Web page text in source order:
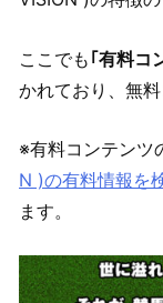
ここでも ｢有料コ
かれており、無
※有料コンテンツ
N )の有料情報を
ます。